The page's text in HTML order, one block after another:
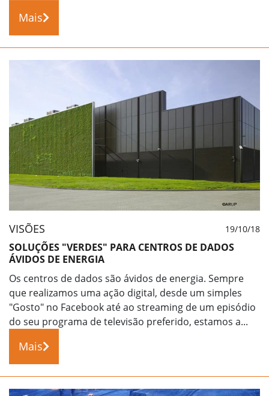
Mais
VISÕES 19/10/18
SOLUÇÕES "VERDES" PARA CENTROS DE DADOS
ÁVIDOS DE ENERGIA
Os centros de dados são ávidos de energia. Sempre
que realizamos uma ação digital, desde um simples
"Gosto" no Facebook até ao streaming de um episódio
do seu programa de televisão preferido, estamos a...
Mais